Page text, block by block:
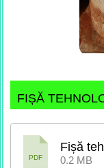
FIȘĂ
PDF
Fișă
0.2 MB